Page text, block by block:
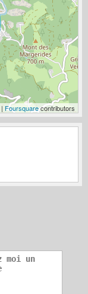
| Foursquarecontributors